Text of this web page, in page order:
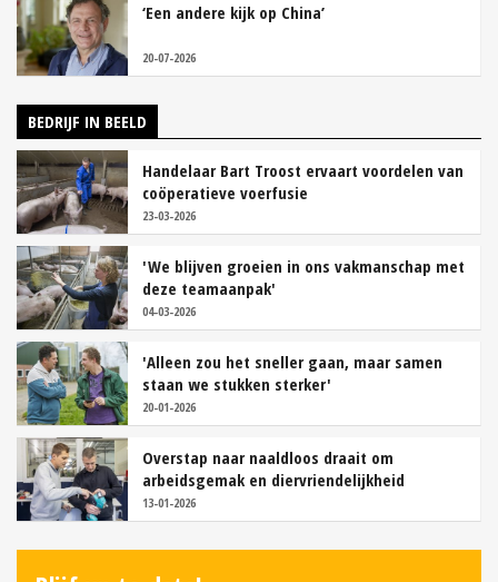
‘Een andere kijk op China’
20-07-2026
BEDRIJF IN BEELD
Handelaar Bart Troost ervaart voordelen van
coöperatieve voerfusie
23-03-2026
'We blijven groeien in ons vakmanschap met
deze teamaanpak'
04-03-2026
'Alleen zou het sneller gaan, maar samen
staan we stukken sterker'
20-01-2026
Overstap naar naaldloos draait om
arbeidsgemak en diervriendelijkheid
13-01-2026